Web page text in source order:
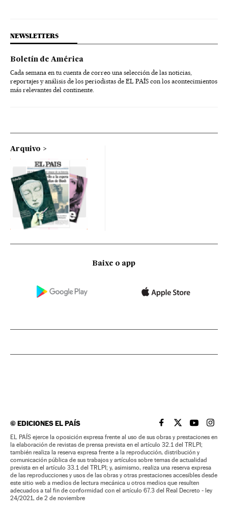
NEWSLETTERS
Boletín de América
Cada semana en tu cuenta de correo una selección de las noticias,
reportajes y análisis de los periodistas de EL PAÍS con los acontecimientos
más relevantes del continente.
Arquivo
Baixe o app
©EDICIONES EL PAÍS EL PAÍS BRASIL EN
EL PAÍSEL PAÍS
EL
EL PAÍS ejerce la oposición expresa frente al uso de sus obras y prestaciones en
la elaboración de revistas de prensa prevista en el artículo 32.1 del TRLPI;
también realiza la reserva expresa frente a la reproducción, distribución y
comunicación pública de sus trabajos y artículos sobre temas de actualidad
prevista en el artículo 33.1 del TRLPI; y, asimismo, realiza una reserva expresa
de las reproducciones y usos de las obras y otras prestaciones accesibles desde
este sitio web a medios de lectura mecánica u otros medios que resulten
adecuados a tal fin de conformidad con el artículo 67.3 del Real Decreto - ley
24/2021, de 2 de noviembre